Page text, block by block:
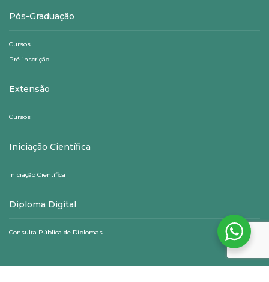
Pós-Graduação
Cursos
Pré-inscrição
Extensão
Cursos
Iniciação Científica
Iniciação Científica
Diploma Digital
Consulta Pública de Diplomas